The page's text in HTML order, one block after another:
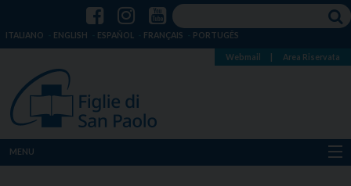
ITALIANO ENGLISH ESPAÑOL FRANÇAIS PORTUGÊS
Webmail Area Riservata
MENU